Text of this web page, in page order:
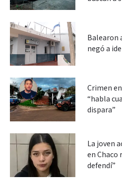
Balearon
negó a
Crimen
“habla
dispara”
La joven
en Chaco
defendí”